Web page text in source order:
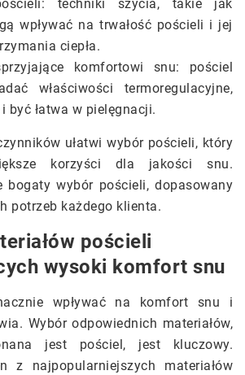
techniki szycia, takie jak
wpływać na trwałość pościeli i jej
ciepła.
komfortowi snu: pościel
właściwości termoregulacyjne,
być łatwa w pielęgnacji.
ułatwi wybór pościeli, który
korzyści dla jakości snu.
bogaty wybór pościeli, dopasowany
potrzeb każdego klienta.
pościeli
wysoki komfort snu
wpływać na komfort snu i
Wybór odpowiednich materiałów,
jest pościel, jest kluczowy.
z najpopularniejszych materiałów